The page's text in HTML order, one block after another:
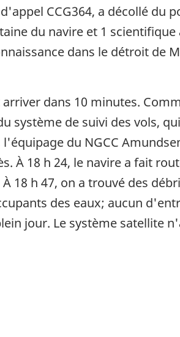
CCG364, a décollé du
du navire et 1
dans le détroit de
arriver dans 10 minutes.
système de suivi des vols,
du NGCC
À 18 h 24, le navire a fait
18 h 47, on a trouvé des
des eaux; aucun
jour. Le système satellite